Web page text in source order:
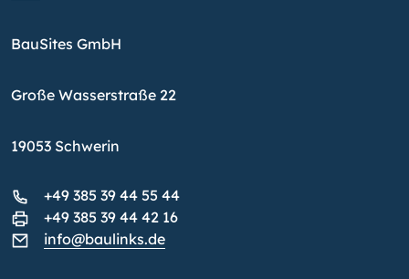
BauSites GmbH
Große Wasserstraße 22
19053 Schwerin
+49 385 39 44 55 44
+49 385 39 44 42 16
info@baulinks.de